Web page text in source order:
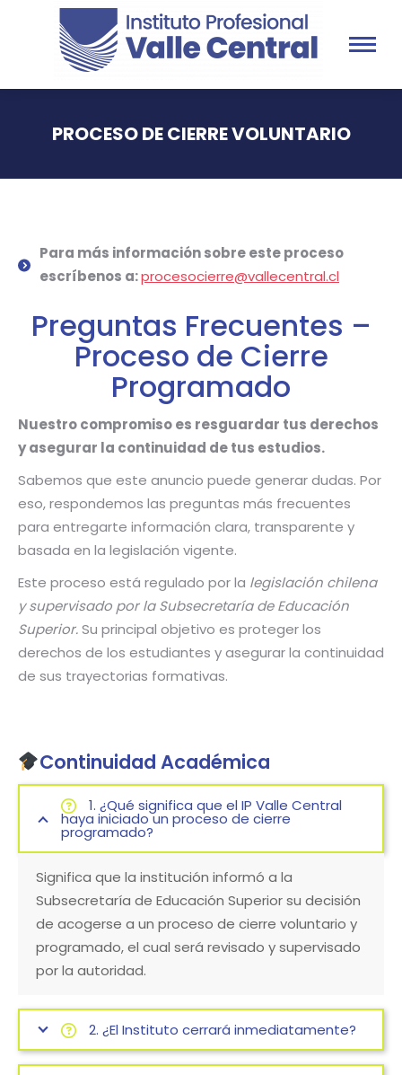
PROCESO DE CIERRE VOLUNTARIO
Para más información sobre este proceso
escríbenos a:procesocierre@vallecentral.cl
Preguntas Frecuentes –
Proceso de Cierre
Programado
Nuestro compromiso es resguardar tus derechos
y asegurar la continuidad de tus estudios.
Sabemos que este anuncio puede generar dudas. Por
eso, respondemos las preguntas más frecuentes
para entregarte información clara, transparente y
basada en la legislación vigente.
Este proceso está regulado por la legislación chilena
y supervisado por la Subsecretaría de Educación
Superior.Su principal objetivo es proteger los
derechos de los estudiantes y asegurar la continuidad
de sus trayectorias formativas.
Continuidad Académica
1. ¿Qué significa que el IP Valle Central
haya iniciado un proceso de cierre
programado?
Significa que la institución informó a la
Subsecretaría de Educación Superior su decisión
de acogerse a un proceso de cierre voluntario y
programado, el cual será revisado y supervisado
por la autoridad.
2. ¿El Instituto cerrará inmediatamente?